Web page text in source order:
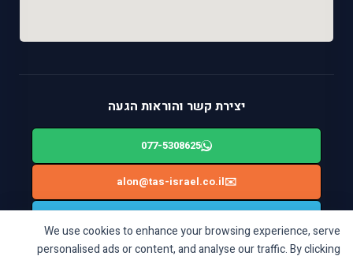
We use cookies to enhance your browsing experience, serve
personalised ads or content, and analyse our traffic. By clicking
יצירת קשר והוראות הגעה
077-5308625
✉️
alon@tas-israel.co.il